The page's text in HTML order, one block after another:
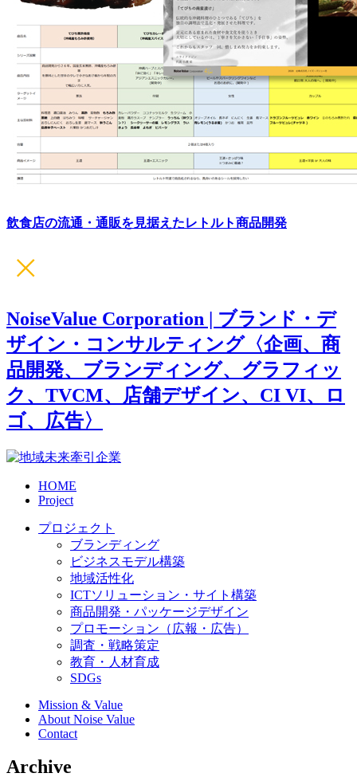
飲食店の流通・通販を見据えたレトルト商品開発
NoiseValue Corporation | ブランド・デ
ザイン・コンサルティング〈企画、商
品開発、ブランディング、グラフィッ
ク、TVCM、店舗デザイン、CI VI、ロ
ゴ、広告〉
HOME
Project
プロジェクト
ブランディング
ビジネスモデル構築
地域活性化
ICTソリューション・サイト構築
商品開発・パッケージデザイン
プロモーション（広報・広告）
調査・戦略策定
教育・人材育成
SDGs
Mission & Value
About Noise Value
Contact
Archive